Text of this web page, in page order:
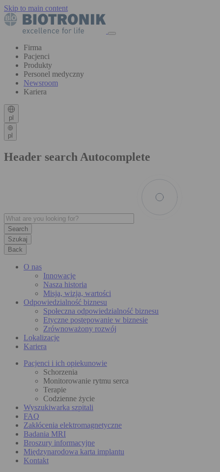
Skip to main content
Firma
Pacjenci
Produkty
Personel medyczny
Newsroom
Kariera
pl
pl
Header search Autocomplete
Szukaj
Back
O nas
Innowacje
Nasza historia
Misja, wizja, wartości
Odpowiedzialność biznesu
Społeczna odpowiedzialność biznesu
Etyczne postępowanie w biznesie
Zrównoważony rozwój
Lokalizacje
Kariera
Pacjenci i ich opiekunowie
Schorzenia
Monitorowanie rytmu serca
Terapie
Codzienne życie
Wyszukiwarka szpitali
FAQ
Zakłócenia elektromagnetyczne
Badania MRI
Broszury informacyjne
Międzynarodowa karta implantu
Kontakt